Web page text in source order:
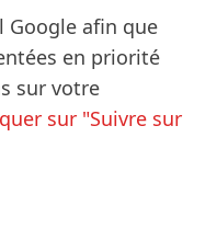
Google afin que
en priorité
sur votre
sur "Suivre sur